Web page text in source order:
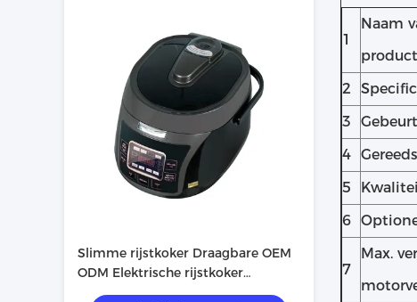
Slimme rijstkoker Draagbare OEM
ODM Elektrische rijstkoker
Keukengerei
1
Naam
2
3
4
5
6
7
Max.